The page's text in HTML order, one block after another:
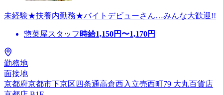
未経験★扶養内勤務★バイトデビューさん…みんな大歓迎!!
惣菜屋スタッフ 時給1,150円〜1,170円
勤務地
面接地
京都府京都市下京区四条通高倉西入立売西町79 大丸百貨店